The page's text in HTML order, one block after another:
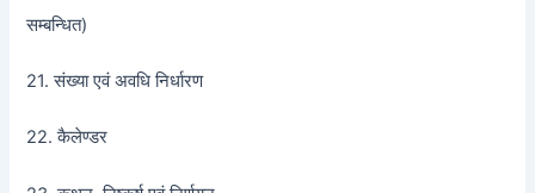
सम्बन्धित)
21. संख्या एवं अवधि निर्धारण
22. कैलेण्डर